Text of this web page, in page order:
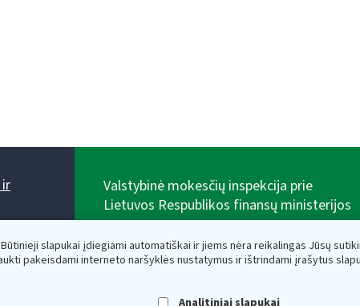
slapukai įdiegiami automatiškai ir jiems nėra reikalingas Jūsų
pakeisdami interneto naršyklės nustatymus ir ištrindami įrašytus
Analitiniai slapukai
val.
Valstybinė mokesčių inspekcija prie
Lietuvos Respublikos finansų ministerijos
adresas: Vasario 16-osios g. 14, 01107 Vilnius, Lietuva,
el.paštas:vmi@vmi.lt, E. pristatymo dėžutės adresas
Lietuvos Respublikos finansų ministerijos kaupiami ir